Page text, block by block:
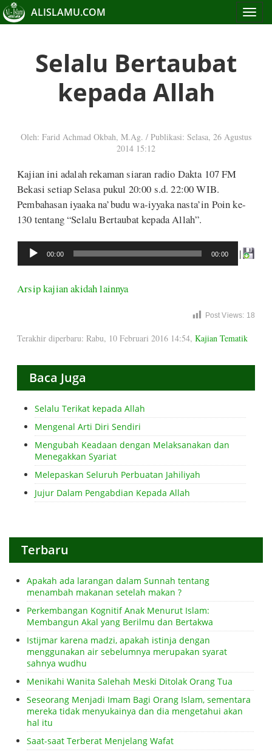
Toggle
ALISLAMU.COM
Selalu Bertaubat
kepada Allah
Oleh: Farid Achmad Okbah, M.Ag. / Publikasi: Selasa, 26 Agustus
2014 15:12
Kajian ini adalah rekaman siaran radio Dakta 107 FM
Bekasi setiap Selasa pukul 20:00 s.d. 22:00 WIB.
Pembahasan iyaaka na’budu wa-iyyaka nasta’in Poin ke-
130 tentang “Selalu Bertaubat kepada Allah”.
Audio
Player
00:00 00:00 |
Arsip kajian akidah lainnya
Post Views: 18
Terakhir diperbaru: Rabu, 10 Februari 2016 14:54, Kajian Tematik
Baca Juga
Selalu Terikat kepada Allah
Mengenal Arti Diri Sendiri
Mengubah Keadaan dengan Melaksanakan dan
Menegakkan Syariat
Melepaskan Seluruh Perbuatan Jahiliyah
Jujur Dalam Pengabdian Kepada Allah
Terbaru
Apakah ada larangan dalam Sunnah tentang
menambah makanan setelah makan ?
Perkembangan Kognitif Anak Menurut Islam:
Membangun Akal yang Berilmu dan Bertakwa
Istijmar karena madzi, apakah istinja dengan
menggunakan air sebelumnya merupakan syarat
sahnya wudhu
Menikahi Wanita Salehah Meski Ditolak Orang Tua
Seseorang Menjadi Imam Bagi Orang Islam, sementara
mereka tidak menyukainya dan dia mengetahui akan
hal itu
Saat-saat Terberat Menjelang Wafat